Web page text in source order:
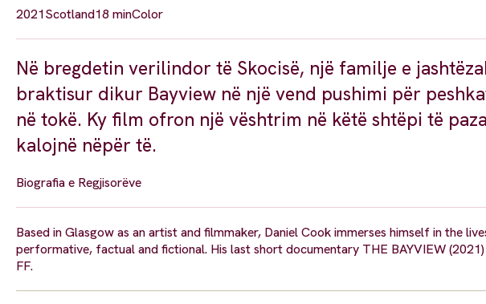
2021Scotland18 minColor
Në bregdetin verilindor të Skocisë, një familje e
braktisur dikur Bayview në një vend pushimi për
në tokë. Ky film ofron një vështrim në këtë shtëpi të
kalojnë nëpër të.
Biografia e Regjisorëve
Based in Glasgow as an artist and filmmaker, Daniel Cook immerses himself in the
performative, factual and fictional. His last short documentary THE BAYVIEW
FF.